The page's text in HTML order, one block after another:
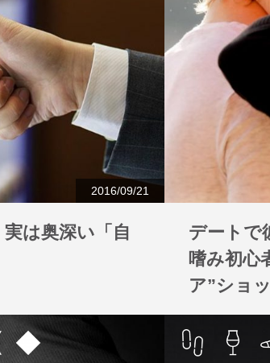
2016/09/21
は奥深い「自
デートで
嗜み初心
ア”ショ